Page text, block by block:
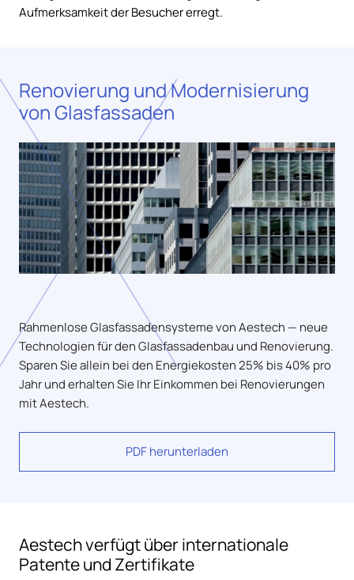
Aufmerksamkeit der Besucher erregt.
Renovierung und Modernisierung
von Glasfassaden
Rahmenlose Glasfassadensysteme von Aestech — neue
Technologien für den Glasfassadenbau und Renovierung.
Sparen Sie allein bei den Energiekosten 25% bis 40% pro
Jahr und erhalten Sie Ihr Einkommen bei Renovierungen
mit Aestech.
PDF herunterladen
Aestech verfügt über internationale
Patente und Zertifikate